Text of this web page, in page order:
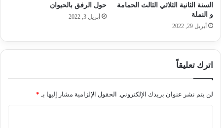
السنة الثانية الثلاثي الثالث الحمامة
و النملة
أبريل 29, 2022
حول الرفق بالحيوان
أبريل 3, 2022
اترك تعليقاً
لن يتم نشر عنوان بريدك الإلكتروني. الحقول الإلزامية مشار إليها بـ *